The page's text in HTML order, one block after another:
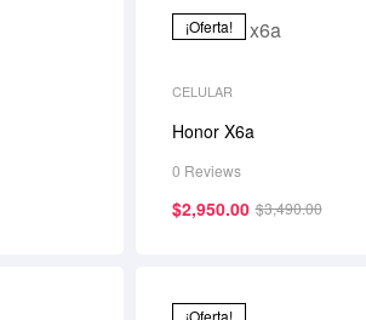
¡Oferta!
CELULAR
Honor X6a
0 Reviews
$3,490.00
$2,950.00